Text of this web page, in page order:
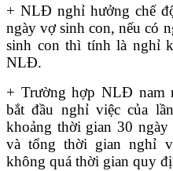
+ NLĐ nghỉ hưởng chế
ngày vợ sinh con, nếu có
sinh con thì tính là nghỉ
NLĐ.
+ Trường hợp NLĐ nam
bắt đầu nghỉ việc của
khoảng thời gian 30
và tổng thời gian nghỉ
không quá thời gian quy